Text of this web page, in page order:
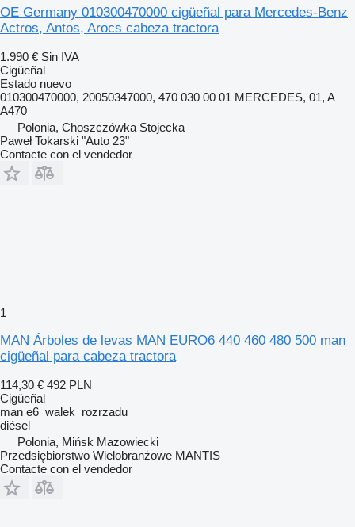
OE Germany 010300470000 cigüeñal para Mercedes-Benz
Actros, Antos, Arocs cabeza tractora
1.990 € Sin IVA
Cigüeñal
Estado nuevo
010300470000, 20050347000, 470 030 00 01 MERCEDES, 01, A
A470
Polonia, Choszczówka Stojecka
Paweł Tokarski "Auto 23"
Contacte con el vendedor
1
MAN Árboles de levas MAN EURO6 440 460 480 500 man
cigüeñal para cabeza tractora
114,30 € 492 PLN
Cigüeñal
man e6_walek_rozrzadu
diésel
Polonia, Mińsk Mazowiecki
Przedsiębiorstwo Wielobranżowe MANTIS
Contacte con el vendedor